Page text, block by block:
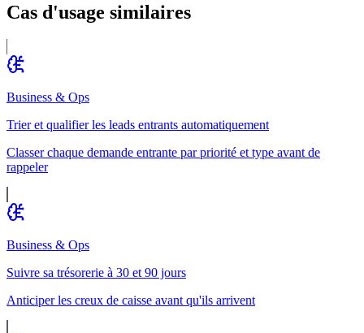
Cas d'usage similaires
Business & Ops
Trier et qualifier les leads entrants automatiquement
Classer chaque demande entrante par priorité et type avant de
rappeler
Business & Ops
Suivre sa trésorerie à 30 et 90 jours
Anticiper les creux de caisse avant qu'ils arrivent